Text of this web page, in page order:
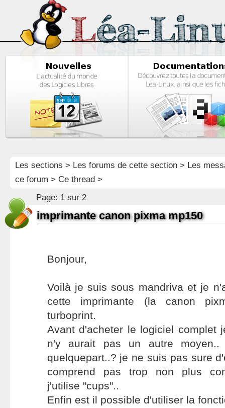
Les sections > Les forums de cette section> Les
ce forum > Ce thread >
Page: 1 sur 2
imprimante canon pixma mp150
Bonjour,
Voilà je suis sous mandriva et je
cette imprimante (la canon
turboprint.
Avant d'acheter le logiciel complet
n'y aurait pas un autre
quelquepart..? je ne suis pas sure
comprend pas trop non plus
j'utilise "cups"..
Enfin est il possible d'utiliser la